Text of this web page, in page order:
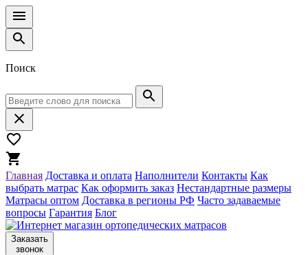
Поиск
Главная Доставка и оплата Наполнители Контакты Как
выбрать матрас Как оформить заказ Нестандартные размеры
Матрасы оптом Доставка в регионы РФ Часто задаваемые
вопросы Гарантия Блог
Заказать
звонок